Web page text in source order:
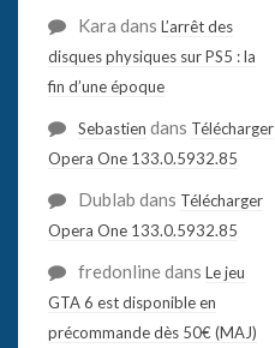
Kara dans L’arrêt des
disques physiques sur PS5 : la
fin d’une époque
Sebastien dans Télécharger
Opera One 133.0.5932.85
Dublab dans Télécharger
Opera One 133.0.5932.85
fredonlinedans Le jeu
GTA 6 est disponible en
précommande dès 50€ (MAJ)